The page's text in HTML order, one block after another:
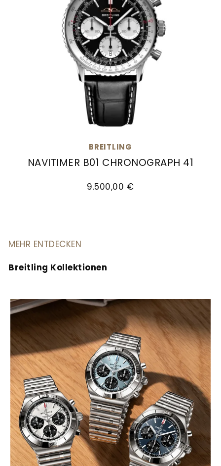
BREITLING
NAVITIMER B01 CHRONOGRAPH 41
9.500,00 €
MEHR ENTDECKEN
Breitling Kollektionen